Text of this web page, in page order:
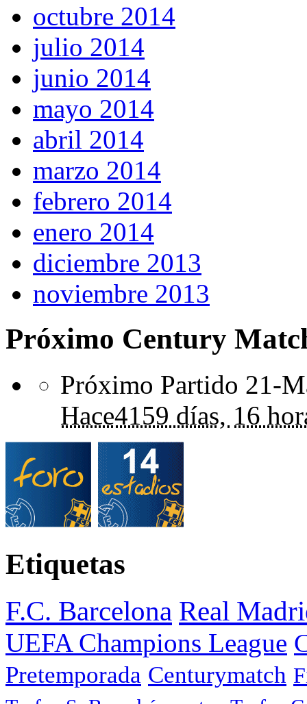
octubre 2014
julio 2014
junio 2014
mayo 2014
abril 2014
marzo 2014
febrero 2014
enero 2014
diciembre 2013
noviembre 2013
Próximo Century
Próximo Partido 21-
Hace4159 días, 16
Etiquetas
F.C. Barcelona Real
UEFA Champions League
Pretemporada Centurymatch